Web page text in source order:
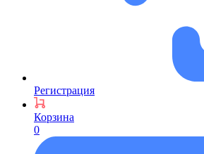
Регистрация
Корзина
0